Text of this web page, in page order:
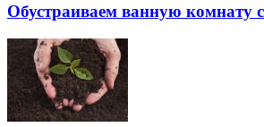
Обустраиваем ванную комнату